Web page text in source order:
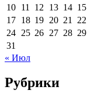
10 11 12 13 14 15
17 18 19 20 21 22
24 25 26 27 28 29
31
« Июл
Рубрики